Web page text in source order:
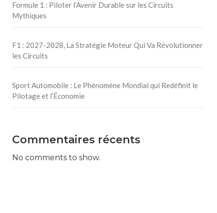
Formule 1 : Piloter l’Avenir Durable sur les Circuits
Mythiques
F1 : 2027-2028, La Stratégie Moteur Qui Va Révolutionner
les Circuits
Sport Automobile : Le Phénomène Mondial qui Redéfinit le
Pilotage et l’Économie
Commentaires récents
No comments to show.